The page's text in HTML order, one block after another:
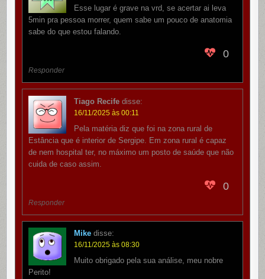
Esse lugar é grave na vrd, se acertar ai leva
5min pra pessoa morrer, quem sabe um pouco de anatomia
sabe do que estou falando.
0
Responder
Tiago Recife disse:
16/11/2025 às 00:11
Pela matéria diz que foi na zona rural de
Estância que é interior de Sergipe. Em zona rural é capaz
de nem hospital ter, no máximo um posto de saúde que não
cuida de caso assim.
0
Responder
Mike disse:
16/11/2025 às 08:30
Muito obrigado pela sua análise, meu nobre
Perito!